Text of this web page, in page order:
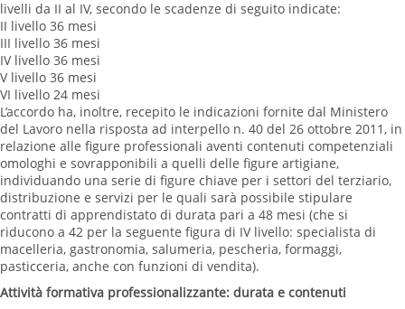
livelli da II al IV, secondo le scadenze di seguito indicate:
II livello 36 mesi
III livello 36 mesi
IV livello 36 mesi
V livello 36 mesi
VI livello 24 mesi
L’accordo ha, inoltre, recepito le indicazioni fornite dal Ministero
del Lavoro nella risposta ad interpello n. 40 del 26 ottobre 2011, in
relazione alle figure professionali aventi contenuti competenziali
omologhi e sovrapponibili a quelli delle figure artigiane,
individuando una serie di figure chiave per i settori del terziario,
distribuzione e servizi per le quali sarà possibile stipulare
contratti di apprendistato di durata pari a 48 mesi (che si
riducono a 42 per la seguente figura di IV livello: specialista di
macelleria, gastronomia, salumeria, pescheria, formaggi,
pasticceria, anche con funzioni di vendita).
Attività formativa professionalizzante: durata e contenuti